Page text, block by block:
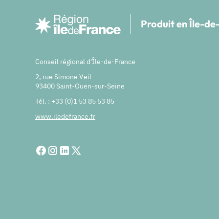
Produit en Île-
Conseil régional d'Île-de-France
2, rue Simone Veil
93400 Saint-Ouen-sur-Seine
Tél. : +33 (0)1 53 85 53 85
www.iledefrance.fr